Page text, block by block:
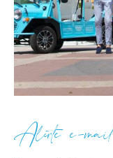
Alerte e-mail